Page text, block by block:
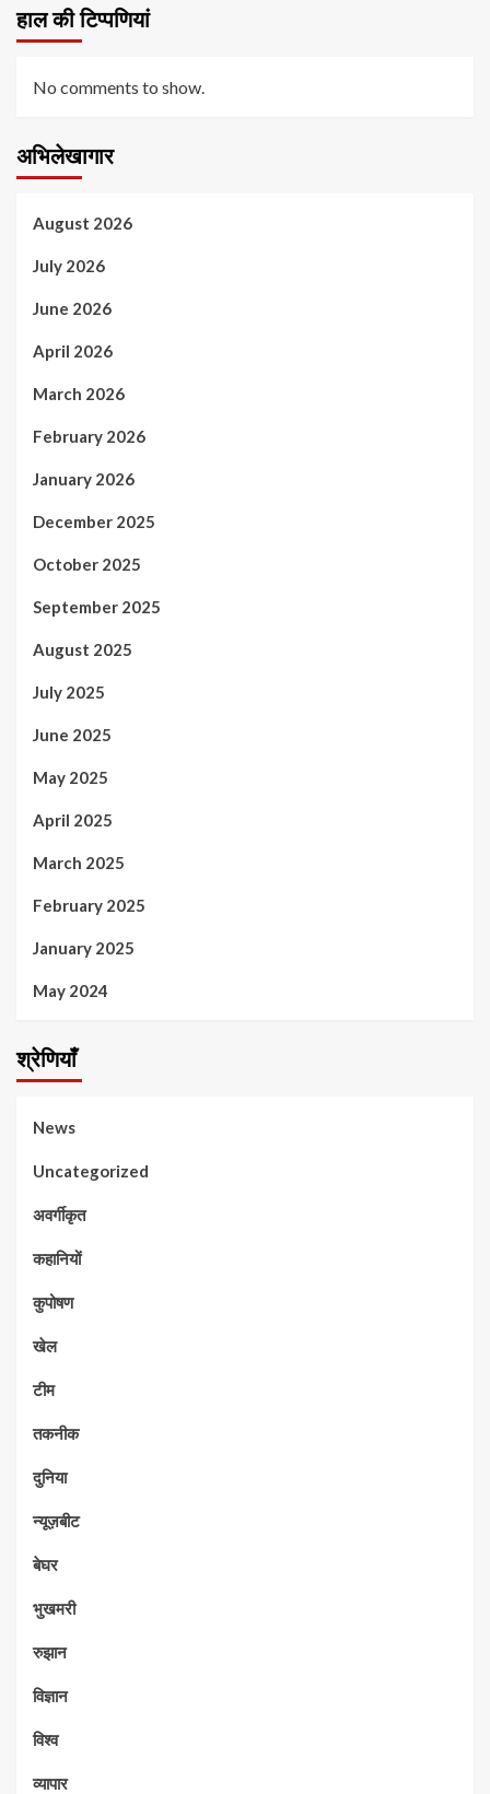
हाल की टिप्पणियां
No comments to show.
अभिलेखागार
August 2026
July 2026
June 2026
April 2026
March 2026
February 2026
January 2026
December 2025
October 2025
September 2025
August 2025
July 2025
June 2025
May 2025
April 2025
March 2025
February 2025
January 2025
May 2024
श्रेणियाँ
News
Uncategorized
अवर्गीकृत
कहानियों
कुपोषण
खेल
टीम
तकनीक
दुनिया
न्यूज़बीट
बेघर
भुखमरी
रुझान
विज्ञान
विश्व
व्यापार